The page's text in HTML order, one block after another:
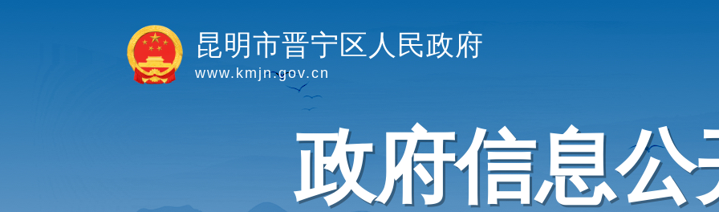
昆明市晋宁区人民政府
www.kmjn.gov.cn
政府信息公